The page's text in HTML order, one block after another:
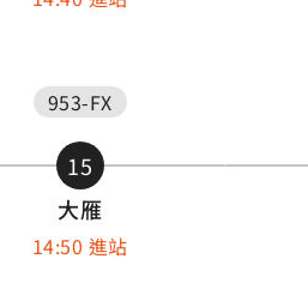
953-FX
15
大雁
14:50 進站